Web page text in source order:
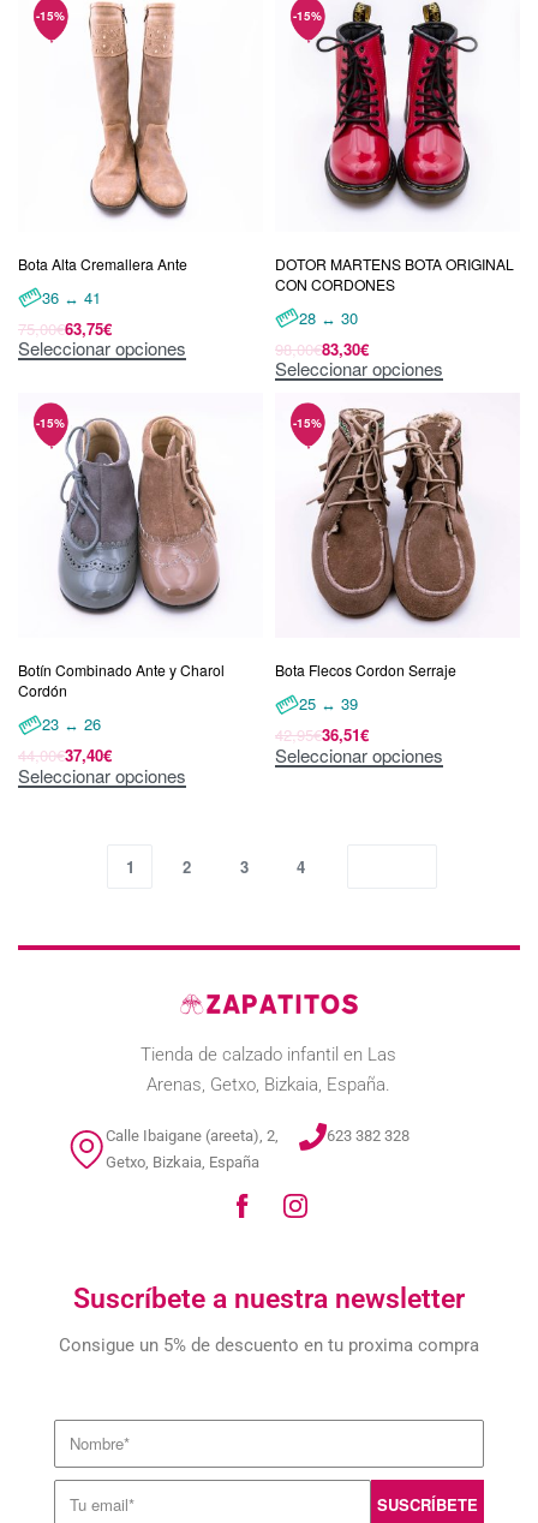
Bota Alta Cremallera Ante
36 ↔ 41
75,00€63,75€
Seleccionar opciones
DOTOR MARTENS BOTA ORIGINAL
CON CORDONES
28 ↔ 30
98,00€83,30€
Seleccionar opciones
Botín Combinado Ante y Charol
Cordón
23 ↔ 26
44,00€37,40€
Seleccionar opciones
Bota Flecos Cordon Serraje
25 ↔ 39
42,95€36,51€
Seleccionar opciones
1 2 3 4
Tienda de calzado infantil en Las
Arenas, Getxo, Bizkaia, España.
Calle Ibaigane (areeta), 2,
Getxo, Bizkaia, España
623 382 328
Suscríbete a nuestra newsletter
Consigue un 5% de descuento en tu proxima compra